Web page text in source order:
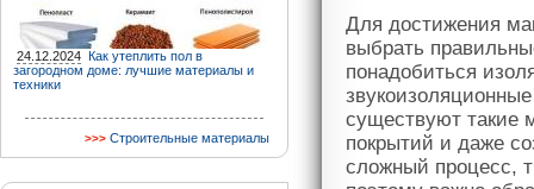
24.12.2024 Как утеплить пол в
загородном доме: лучшие материалы и
техники
Строительные материалы
Для достижения
выбрать
понадобиться
существуют такие
покрытий и даже
сложный процесс,